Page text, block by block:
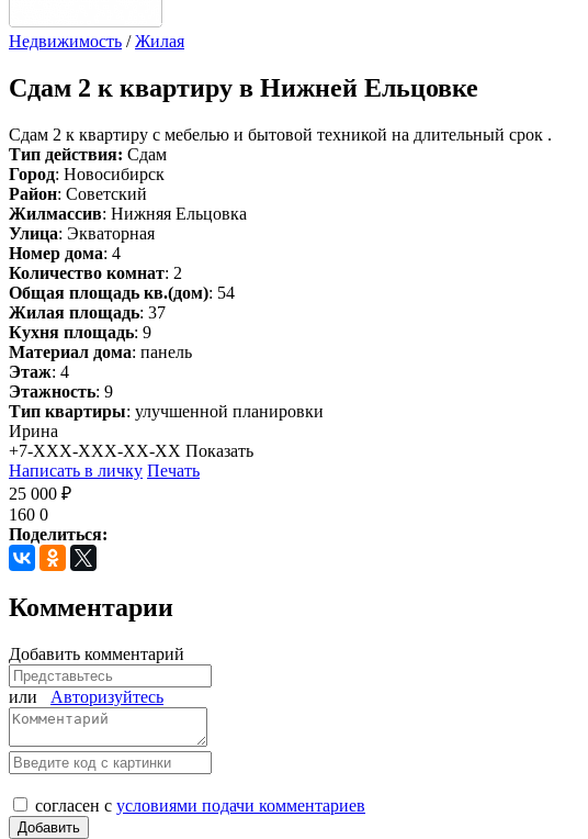
Недвижимость /Жилая
Сдам 2 к квартиру в Нижней Ельцовке
Сдам 2 к квартиру с мебелью и бытовой техникой на длительный срок .
Тип действия: Сдам
Город: Новосибирск
Район: Советский
Жилмассив: Нижняя Ельцовка
Улица: Экваторная
Номер дома: 4
Количество комнат: 2
Общая площадь кв.(дом): 54
Жилая площадь: 37
Кухня площадь: 9
Материал дома: панель
Этаж: 4
Этажность: 9
Тип квартиры: улучшенной планировки
Ирина
+7-XXX-XXX-XX-XX Показать
Написать в личку Печать
25 000 ₽
160 0
Поделиться:
Комментарии
Добавить комментарий
или Авторизуйтесь
согласен с условиями подачи комментариев